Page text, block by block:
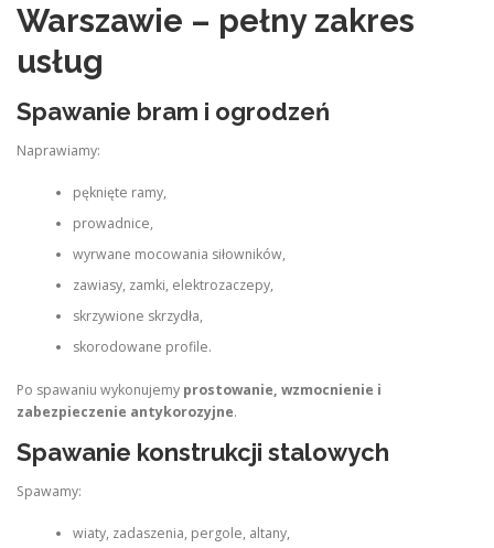
Warszawie – pełny zakres
usług
Spawanie bram i ogrodzeń
Naprawiamy:
pęknięte ramy,
prowadnice,
wyrwane mocowania siłowników,
zawiasy, zamki, elektrozaczepy,
skrzywione skrzydła,
skorodowane profile.
Po spawaniu wykonujemy prostowanie, wzmocnienie i
zabezpieczenie antykorozyjne.
Spawanie konstrukcji stalowych
Spawamy:
wiaty, zadaszenia, pergole, altany,